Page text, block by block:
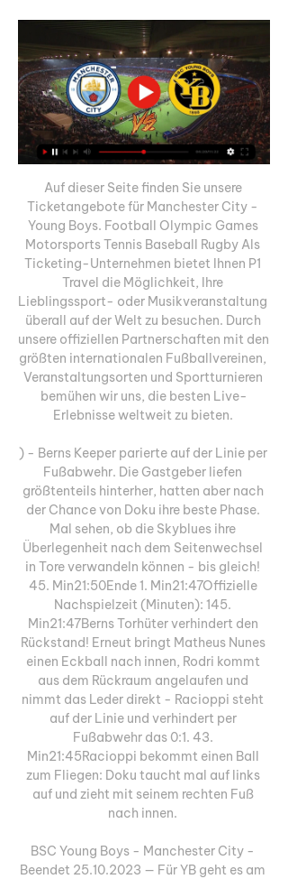
Auf dieser Seite finden Sie unsere
Ticketangebote für Manchester City -
Young Boys. Football Olympic Games
Motorsports Tennis Baseball Rugby Als
Ticketing-Unternehmen bietet Ihnen P1
Travel die Möglichkeit, Ihre
Lieblingssport- oder Musikveranstaltung
überall auf der Welt zu besuchen. Durch
unsere offiziellen Partnerschaften mit den
größten internationalen Fußballvereinen,
Veranstaltungsorten und Sportturnieren
bemühen wir uns, die besten Live-
Erlebnisse weltweit zu bieten.
) - Berns Keeper parierte auf der Linie per
Fußabwehr. Die Gastgeber liefen
größtenteils hinterher, hatten aber nach
der Chance von Doku ihre beste Phase.
Mal sehen, ob die Skyblues ihre
Überlegenheit nach dem Seitenwechsel
in Tore verwandeln können - bis gleich!
45. Min21:50Ende 1. Min21:47Offizielle
Nachspielzeit (Minuten): 145.
Min21:47Berns Torhüter verhindert den
Rückstand! Erneut bringt Matheus Nunes
einen Eckball nach innen, Rodri kommt
aus dem Rückraum angelaufen und
nimmt das Leder direkt - Racioppi steht
auf der Linie und verhindert per
Fußabwehr das 0:1. 43.
Min21:45Racioppi bekommt einen Ball
zum Fliegen: Doku taucht mal auf links
auf und zieht mit seinem rechten Fuß
nach innen.
BSC Young Boys - Manchester City -
Beendet 25.10.2023 — Für YB geht es am